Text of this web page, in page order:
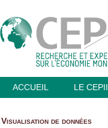
ACCUEIL LE CEPII
Visualisation de données